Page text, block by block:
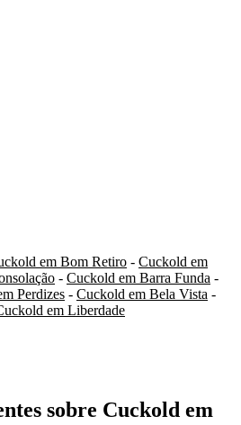
em Bom Retiro - Cuckold em
- Cuckold em Barra Funda -
Perdizes - Cuckold em Bela Vista -
em Liberdade
sobre Cuckold em